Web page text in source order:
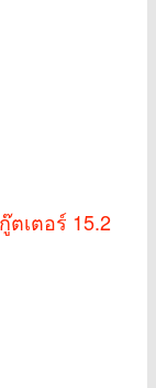
ตเตอร์ 15.2